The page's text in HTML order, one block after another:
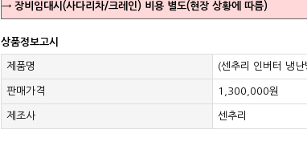
→ 장비임대시(사다리차/크레인) 비용 별도(현장 상황에 따름)
상품정보고시
제품명 (센추리 인버터 냉
판매가격 1,300,000원
제조사 센추리